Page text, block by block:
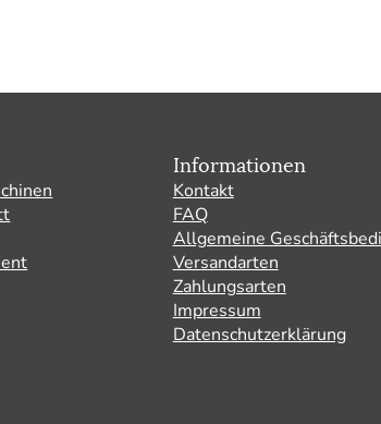
Informationen
Kontakt
FAQ
Allgemeine
Versandarten
Zahlungsarten
Impressum
Datenschutzerklärung